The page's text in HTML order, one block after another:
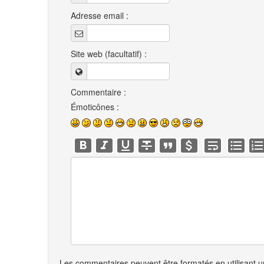
Adresse email :
Site web (facultatif) :
Commentaire :
Émoticônes :